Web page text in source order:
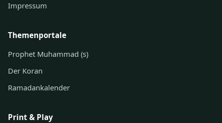
Impressum
Themenportale
Prophet Muhammad (s)
Der Koran
Ramadankalender
Print & Play